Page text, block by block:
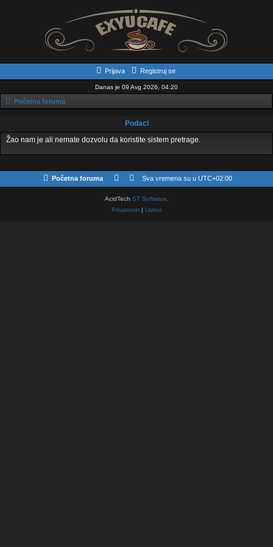
Prijava Registruj se
Danas je 09 Avg 2026, 04:20
Početna foruma
Podaci
Žao nam je ali nemate dozvolu da koristite sistem pretrage.
Početna foruma Sva vremena su u UTC+02:00
AcidTech ST Software
Privatnost | Uslovi